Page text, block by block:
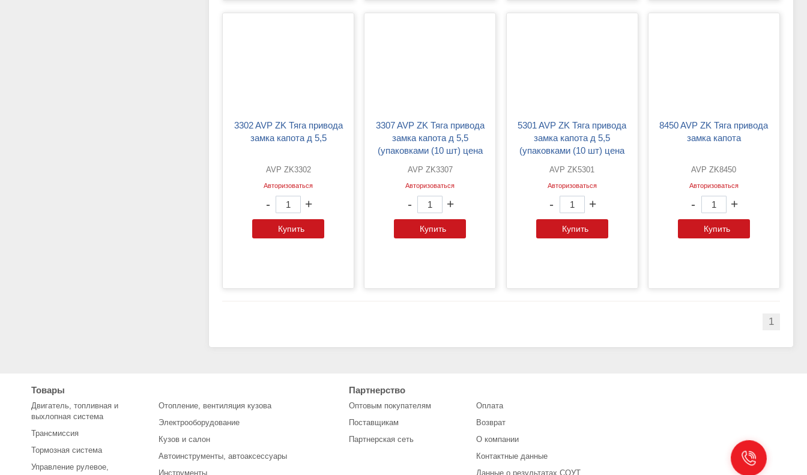
3302 AVP ZK Тяга привода
замка капота д 5,5
AVP ZK3302
Авторизоваться
- +
Купить
3307 AVP ZK Тяга привода
замка капота д 5,5
(упаковками (10 шт) цена
AVP ZK3307
Авторизоваться
- +
Купить
5301 AVP ZK Тяга привода
замка капота д 5,5
(упаковками (10 шт) цена
AVP ZK5301
Авторизоваться
- +
Купить
8450 AVP ZK Тяга привода
замка капота
AVP ZK8450
Авторизоваться
- +
Купить
1
Товары
Двигатель, топливная и
выхлопная система
Трансмиссия
Тормозная система
Управление рулевое,
Отопление, вентиляция кузова
Электрооборудование
Кузов и салон
Автоинструменты, автоаксессуары
Инструменты
Партнерство
Оптовым покупателям
Поставщикам
Партнерская сеть
Оплата
Возврат
О компании
Контактные данные
Данные о результатах СОУТ